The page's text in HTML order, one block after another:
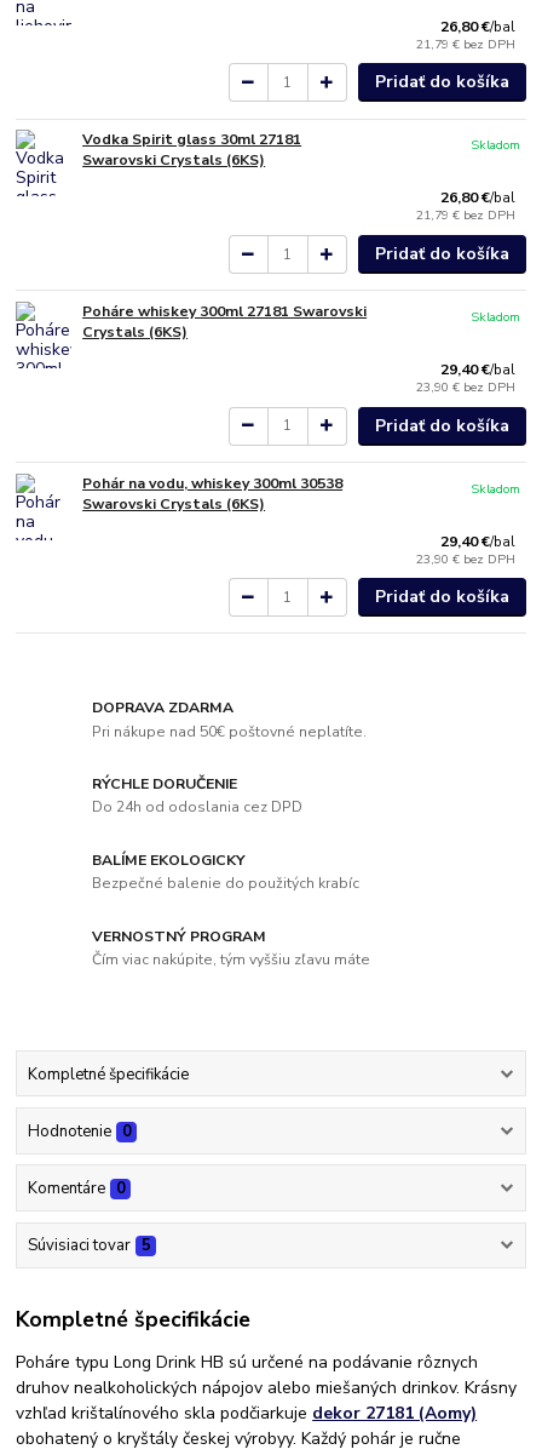
26,80 €/bal
21,79 € bez DPH
Pridať do košíka
Vodka Spirit glass 30ml 27181
Swarovski Crystals (6KS)
26,80 €/bal
21,79 € bez DPH
Skladom
Pridať do košíka
Poháre whiskey 300ml 27181 Swarovski
Crystals (6KS)
29,40 €/bal
23,90 € bez DPH
Skladom
Pridať do košíka
Pohár na vodu, whiskey 300ml 30538
Swarovski Crystals (6KS)
29,40 €/bal
23,90 € bez DPH
Skladom
Pridať do košíka
DOPRAVA ZDARMA
Pri nákupe nad 50€ poštovné neplatíte.
RÝCHLE DORUČENIE
Do 24h od odoslania cez DPD
BALÍME EKOLOGICKY
Bezpečné balenie do použitých krabíc
VERNOSTNÝ PROGRAM
Čím viac nakúpite, tým vyššiu zľavu máte
Kompletné špecifikácie
Hodnotenie 0
Komentáre 0
Súvisiaci tovar 5
Kompletné špecifikácie
Poháre typu Long Drink HB sú určené na podávanie rôznych
druhov nealkoholických nápojov alebo miešaných drinkov. Krásny
vzhľad krištalínového skla podčiarkuje dekor 27181 (Aomy)
obohatený o kryštály českej výrobyy. Každý pohár je ručne